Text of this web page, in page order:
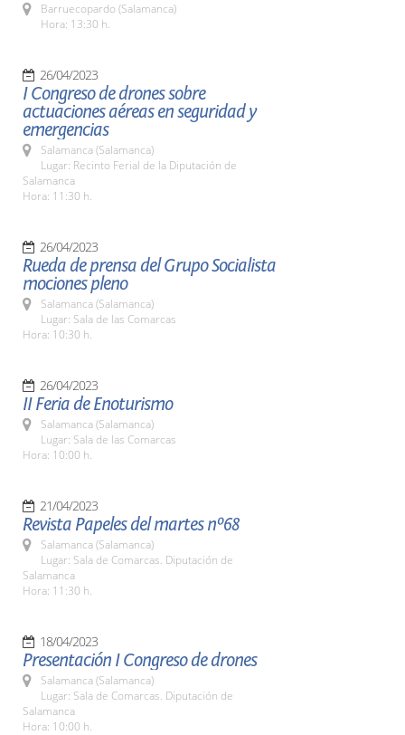
Barruecopardo (Salamanca)
Hora: 13:30 h.
26/04/2023
I Congreso de drones sobre
actuaciones aéreas en seguridad y
emergencias
Salamanca (Salamanca)
Lugar: Recinto Ferial de la Diputación de
Salamanca
Hora: 11:30 h.
26/04/2023
Rueda de prensa del Grupo Socialista
mociones pleno
Salamanca (Salamanca)
Lugar: Sala de las Comarcas
Hora: 10:30 h.
26/04/2023
II Feria de Enoturismo
Salamanca (Salamanca)
Lugar: Sala de las Comarcas
Hora: 10:00 h.
21/04/2023
Revista Papeles del martes nº68
Salamanca (Salamanca)
Lugar: Sala de Comarcas. Diputación de
Salamanca
Hora: 11:30 h.
18/04/2023
Presentación I Congreso de drones
Salamanca (Salamanca)
Lugar: Sala de Comarcas. Diputación de
Salamanca
Hora: 10:00 h.